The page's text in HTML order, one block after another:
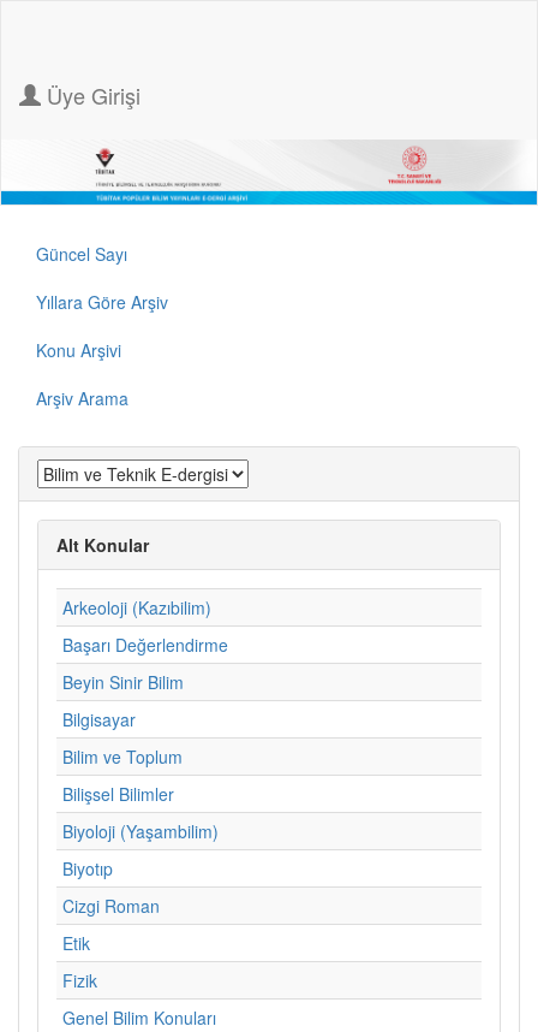
Üye Girişi
Güncel Sayı
Yıllara Göre Arşiv
Konu Arşivi
Arşiv Arama
Alt Konular
Arkeoloji (Kazıbilim)
Başarı Değerlendirme
Beyin Sinir Bilim
Bilgisayar
Bilim ve Toplum
Bilişsel Bilimler
Biyoloji (Yaşambilim)
Biyotıp
Cizgi Roman
Etik
Fizik
Genel Bilim Konuları